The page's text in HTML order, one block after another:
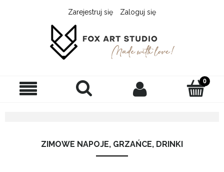
Zarejestruj się Zaloguj się
ZIMOWE NAPOJE, GRZAŃCE, DRINKI